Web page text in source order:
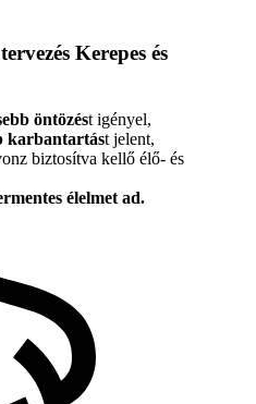
Kerepes és
öntözést igényel,
karbantartást jelent,
biztosítva kellő élő- és
élelmet ad.